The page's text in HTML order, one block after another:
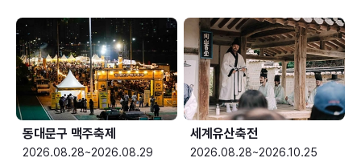
동대문구 맥주축제
2026.08.28~2026.08.29
세계유산축전
2026.08.28~2026.10.25